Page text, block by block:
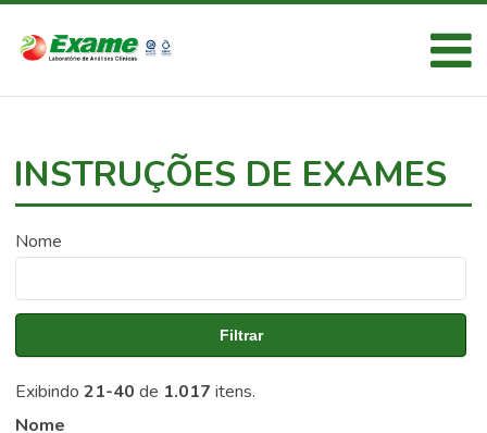
INSTRUÇÕES DE EXAMES
Nome
Filtrar
Exibindo21-40 de 1.017 itens.
Nome